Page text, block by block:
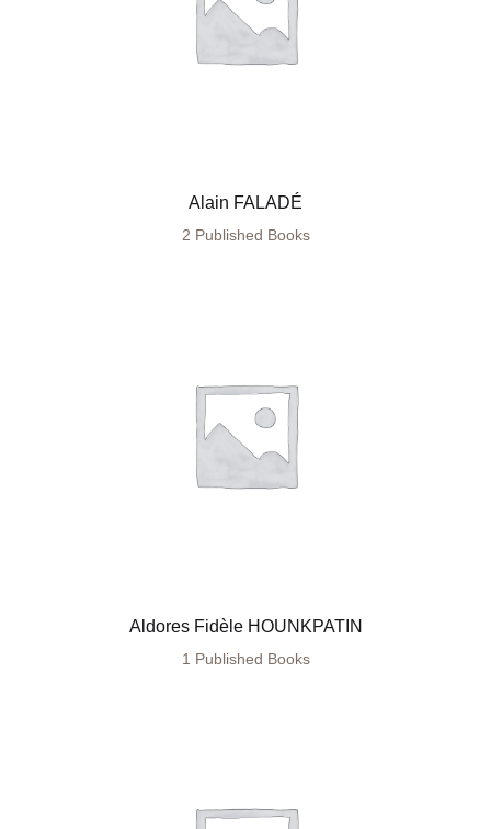
Alain FALADÉ
2 Published Books
Aldores Fidèle HOUNKPATIN
1 Published Books